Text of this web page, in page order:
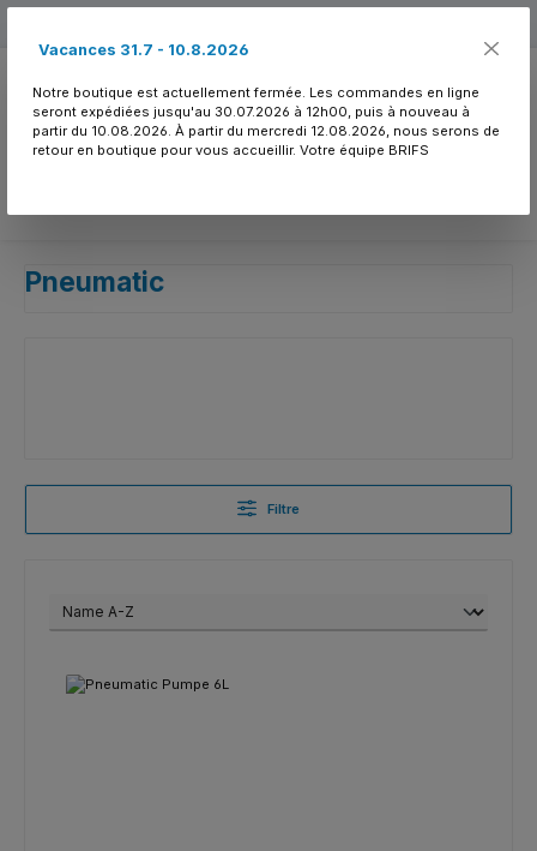
Pneumatic
Filtre
Vacances 31.7 - 10.8.2026
Notre boutique est actuellement fermée. Les commandes en ligne
seront expédiées jusqu'au 30.07.2026 à 12h00, puis à nouveau à
partir du 10.08.2026. À partir du mercredi 12.08.2026, nous serons de
retour en boutique pour vous accueillir. Votre équipe BRIFS